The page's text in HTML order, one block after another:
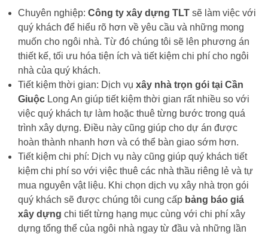
Chuyên nghiệp: Công ty xây dựng TLT sẽ làm việc với
quý khách để hiểu rõ hơn về yêu cầu và những mong
muốn cho ngôi nhà. Từ đó chúng tôi sẽ lên phương án
thiết kế, tối ưu hóa tiện ích và tiết kiệm chi phí cho ngôi
nhà của quý khách.
Tiết kiệm thời gian: Dịch vụ xây nhà trọn gói tại Cần
Giuộc Long An giúp tiết kiệm thời gian rất nhiều so với
việc quý khách tự làm hoặc thuê từng bước trong quá
trình xây dựng. Điều này cũng giúp cho dự án được
hoàn thành nhanh hơn và có thể bàn giao sớm hơn.
Tiết kiệm chi phí: Dịch vụ này cũng giúp quý khách tiết
kiệm chi phí so với việc thuê các nhà thầu riêng lẻ và tự
mua nguyên vật liệu. Khi chọn dịch vụ xây nhà trọn gói
quý khách sẽ được chúng tôi cung cấp bảng báo giá
xây dựng chi tiết từng hạng mục cùng với chi phí xây
dựng tổng thể của ngôi nhà ngay từ đầu và những lần